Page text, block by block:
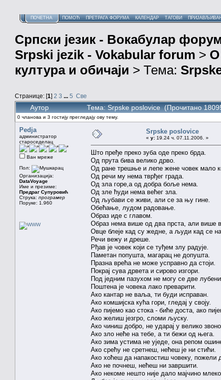
ПОЧЕТНА ПОМОЋ ПРЕТРАГА ФОРУМА КАЛЕНДАР ТАГОВИ
Српски језик - Вокабулар
Srpski jezik - Vokabular forum > О
култура и обичаји > Тема:
Странице: [1] 2 3 ... 5 Све
Аутор Тема: Srpske poslovice (Прочитано
0 чланова и 3 гостију прегледају ову тему.
Pedja
администратор
староседелац
Ван мреже
Пол:
Организација:
DataVoyage
Име и презиме:
Предраг Супуровић
Струка: програмер
Поруке: 1.960
Srpske poslovice
« у: 19.24 ч. 07.11.2006. »
Што пређе преко зуба оде преко брда.
Од прута бива велико дрво.
Од ране трешње и лепе жене човек мало
Од речи му нема тврђег града.
Од зла горе,а од добра боље нема.
Од зле ћуди нема већег зла.
Од љубави се живи, али се за њу гине.
Обећање, лудом радовање.
Образ иде с главом.
Образ нема више од два прста, али више
Овце блеје кад су жедне, а људи кад се
Речи вежу и дреше.
Рђав је човек који се туђем злу радује.
Паметан попушта, магарац не допушта.
Празна врећа не може усправно да стоји.
Покрај сува дрвета и сирово изгори.
Под једним пазухом не могу се две
Поштена је човека лако преварити.
Ако кантар не ваља, ти буди исправан.
Ако комшијска кућа гори, гледај у своју.
Ако пијемо као стока - биће доста, ако
Ако желиш језгро, сломи љуску.
Ако чиниш добро, не ударај у велико
Ако зло неће на тебе, а ти бежи од њега.
Ако зима устима не уједе, она репом
Ако срећу не сретнеш, нећеш је ни стићи.
Ако хоћеш да напакостиш човеку, пожели
Ако не почнеш, нећеш ни завршити.
Ако некоме нешто није дало мајчино